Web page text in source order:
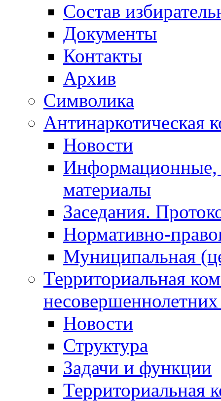
Состав
Документы
Контакты
Архив
Символика
Антинаркотическая
Новости
Информационные,
материалы
Заседания.
Нормативно-
Муниципальная
Территориальная
Новости
Структура
Задачи и функции
Территориальная